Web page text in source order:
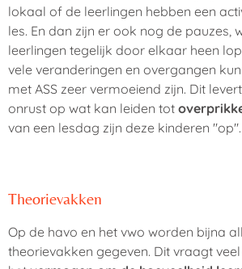
lokaal of de leerlingen hebben een
les. En dan zijn er ook nog de pauzes,
leerlingen tegelijk door elkaar heen
vele veranderingen en overgangen
met ASS zeer vermoeiend zijn. Dit
onrust op wat kan leiden tot
van een lesdag zijn deze kinderen "op".
Theorievakken
Op de havo en het vwo worden bijna
theorievakken gegeven. Dit vraagt veel